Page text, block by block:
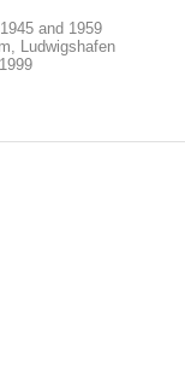
and 1959
Ludwigshafen